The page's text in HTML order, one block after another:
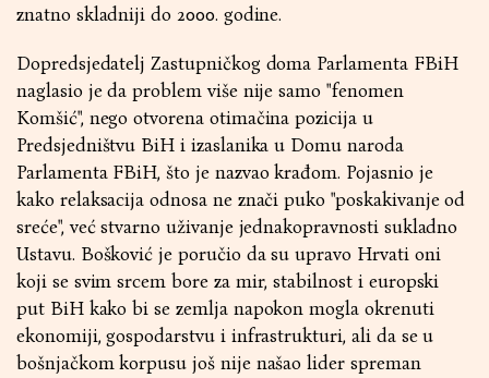
znatno skladniji do 2000. godine.
Dopredsjedatelj Zastupničkog doma Parlamenta FBiH
naglasio je da problem više nije samo "fenomen
Komšić", nego otvorena otimačina pozicija u
Predsjedništvu BiH i izaslanika u Domu naroda
Parlamenta FBiH, što je nazvao krađom. Pojasnio je
kako relaksacija odnosa ne znači puko "poskakivanje od
sreće", već stvarno uživanje jednakopravnosti sukladno
Ustavu. Bošković je poručio da su upravo Hrvati oni
koji se svim srcem bore za mir, stabilnost i europski
put BiH kako bi se zemlja napokon mogla okrenuti
ekonomiji, gospodarstvu i infrastrukturi, ali da se u
bošnjačkom korpusu još nije našao lider spreman